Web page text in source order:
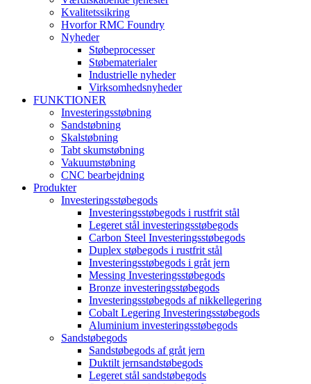
Kvalitetssikring
Hvorfor RMC Foundry
Nyheder
Støbeprocesser
Støbematerialer
Industrielle nyheder
Virksomhedsnyheder
FUNKTIONER
Investeringsstøbning
Sandstøbning
Skalstøbning
Tabt skumstøbning
Vakuumstøbning
CNC bearbejdning
Produkter
Investeringsstøbegods
Investeringsstøbegods i rustfrit stål
Legeret stål investeringsstøbegods
Carbon Steel Investeringsstøbegods
Duplex støbegods i rustfrit stål
Investeringsstøbegods i gråt jern
Messing Investeringsstøbegods
Bronze investeringsstøbegods
Investeringsstøbegods af nikkellegering
Cobalt Legering Investeringsstøbegods
Aluminium investeringsstøbegods
Sandstøbegods
Sandstøbegods af gråt jern
Duktilt jernsandstøbegods
Legeret stål sandstøbegods